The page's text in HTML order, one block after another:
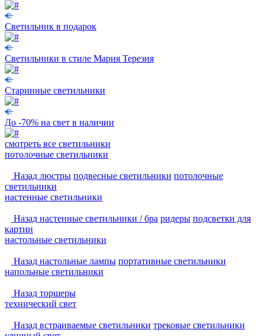
Светильник в подарок
Светильники в стиле Мария Терезия
Старинные светильники
До -70% на свет в наличии
смотреть все светильники
потолочные светильники
Назад люстры подвесные светильники потолочные
светильники
настенные светильники
Назад настенные светильники / бра ридеры подсветки для
картин
настольные светильники
Назад настольные лампы портативные светильники
напольные светильники
Назад торшеры
технический свет
Назад встраиваемые светильники трековые светильники